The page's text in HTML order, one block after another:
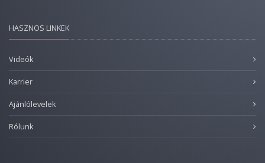
HASZNOS LINKEK
Videók
Karrier
Ajánlólevelek
Rólunk